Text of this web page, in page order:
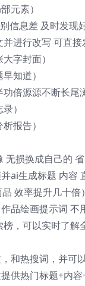
元素）
息差 及时发现
进行改写 可直接
字封面）
知道）
倍源源不断长尾
）
报告）
损换成自己的 省
ai生成标题 内容
效率提升几十倍）
品绘画提示词 不
，可以实时了
和热搜词，并可
供热门标题+内